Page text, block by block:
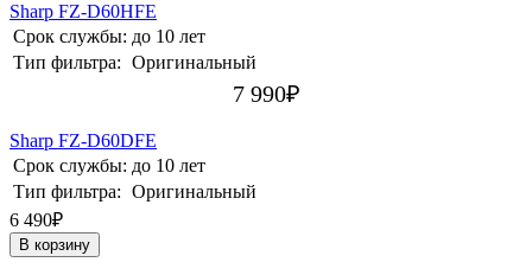
Sharp FZ-D60HFE
Срок службы: до 10 лет
Тип фильтра: Оригинальный
7 990₽
Sharp FZ-D60DFE
Срок службы: до 10 лет
Тип фильтра: Оригинальный
6 490₽
В корзину